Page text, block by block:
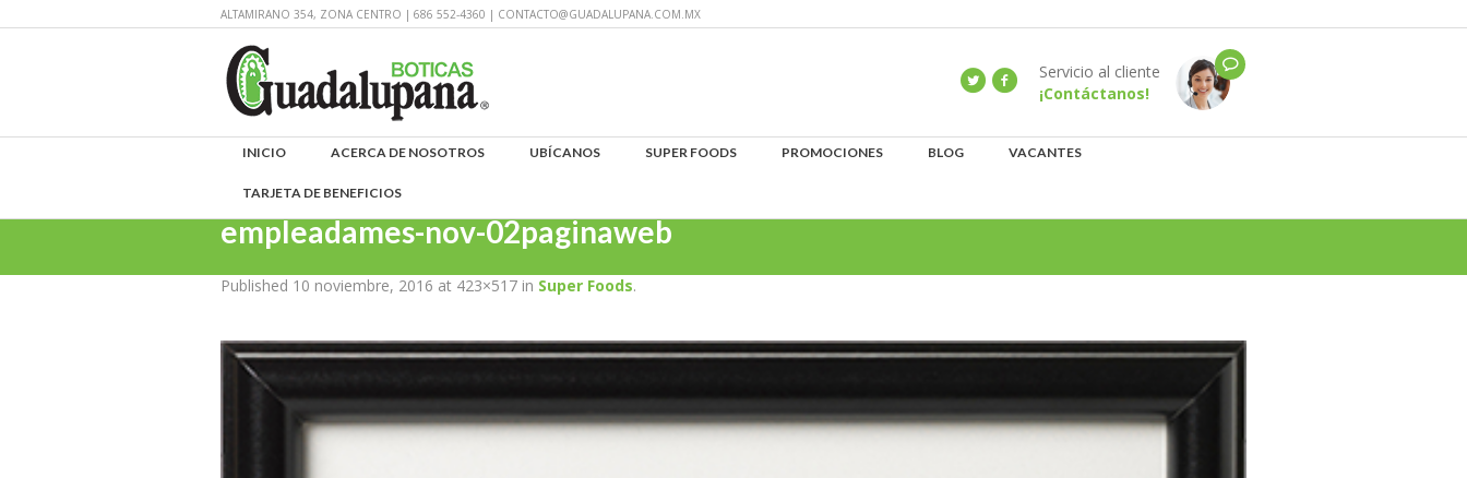
ALTAMIRANO 354, ZONA CENTRO | 686 552-4360 | CONTACTO@GUADALUPANA.COM.MX
Servicio al cliente
¡Contáctanos!
INICIO ACERCA DE NOSOTROS UBÍCANOS SUPER FOODS PROMOCIONES BLOG VACANTES
TARJETA DE BENEFICIOS
empleadames-nov-02paginaweb
Published 10 noviembre, 2016 at 423×517 in Super Foods.